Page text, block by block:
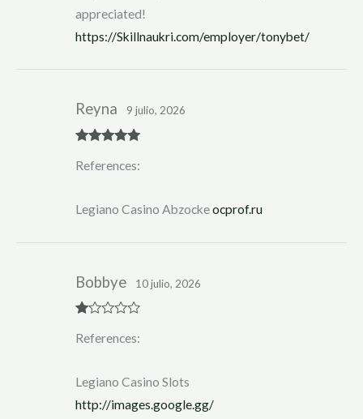
appreciated!
https://Skillnaukri.com/employer/tonybet/
of 5
Reyna 9 julio, 2026
References:
Legiano Casino Abzockeocprof.ru
at
ou
t
of
5
Bobbye 10 julio, 2026
References:
Legiano Casino Slots
http://images.google.gg/